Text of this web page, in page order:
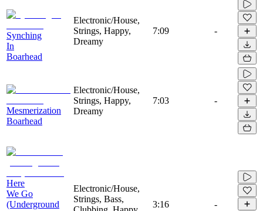
Synching
In
Boarhead
Electronic/House,
Strings, Happy,
Dreamy
7:09 -
Mesmerization
Boarhead
Electronic/House,
Strings, Happy,
Dreamy
7:03 -
Here
We Go
(Underground
Electronic/House,
Strings, Bass,
3:16 -